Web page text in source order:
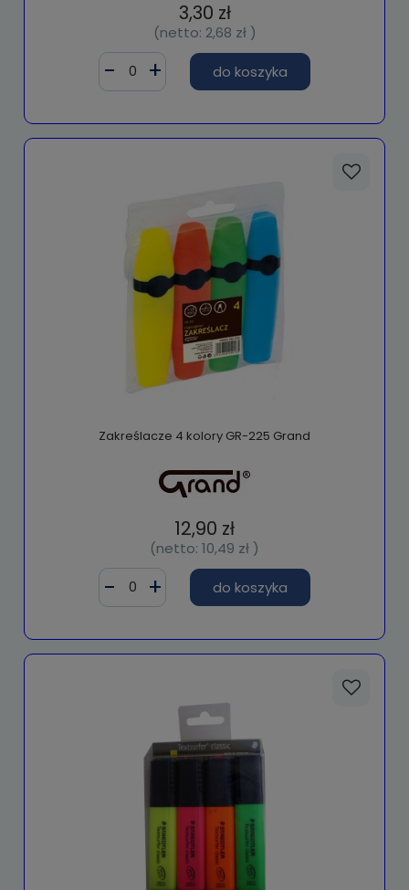
3,30 zł
(netto: 2,68 zł)
do koszyka
Zakreślacze 4 kolory GR-225 Grand
12,90 zł
(netto: 10,49 zł )
do koszyka